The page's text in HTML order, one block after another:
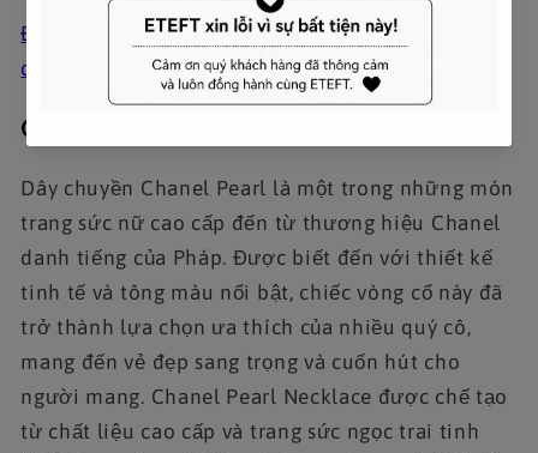
ĐỌC THÊM: "Trang Sức Vivienne Westwood: Sự
quý phái đương đại"
Channel
Dây chuyền Chanel Pearl là một trong những món
trang sức nữ cao cấp đến từ thương hiệu Chanel
danh tiếng của Pháp. Được biết đến với thiết kế
tinh tế và tông màu nổi bật, chiếc vòng cổ này đã
trở thành lựa chọn ưa thích của nhiều quý cô,
mang đến vẻ đẹp sang trọng và cuốn hút cho
người mang. Chanel Pearl Necklace được chế tạo
từ chất liệu cao cấp và trang sức ngọc trai tinh